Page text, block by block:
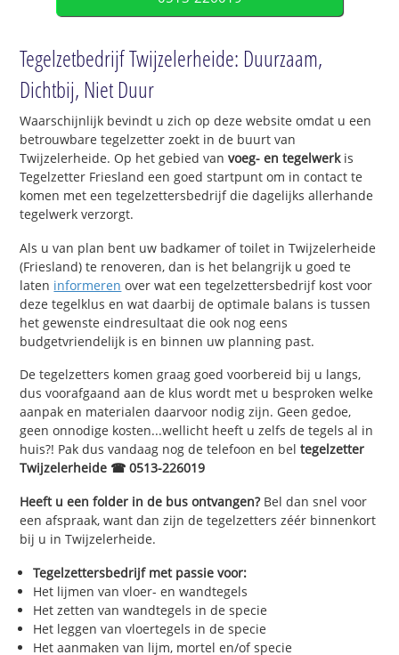
Tegelzetbedrijf Twijzelerheide: Duurzaam,
Dichtbij, Niet Duur
Waarschijnlijk bevindt u zich op deze website omdat u een
betrouwbare tegelzetter zoekt in de buurt van
Twijzelerheide. Op het gebied van voeg- en tegelwerkis
Tegelzetter Friesland een goed startpunt om in contact te
komen met een tegelzettersbedrijf die dagelijks allerhande
tegelwerk verzorgt.
Als u van plan bent uw badkamer of toilet in Twijzelerheide
(Friesland) te renoveren, dan is het belangrijk u goed te
laten informeren over wat een tegelzettersbedrijf kost voor
deze tegelklus en wat daarbij de optimale balans is tussen
het gewenste eindresultaat die ook nog eens
budgetvriendelijk is en binnen uw planning past.
De tegelzetters komen graag goed voorbereid bij u langs,
dus voorafgaand aan de klus wordt met u besproken welke
aanpak en materialen daarvoor nodig zijn. Geen gedoe,
geen onnodige kosten...wellicht heeft u zelfs de tegels al in
huis?! Pak dus vandaag nog de telefoon en beltegelzetter
Twijzelerheide ☎ 0513-226019
Heeft u een folder in de bus ontvangen?Bel dan snel voor
een afspraak, want dan zijn de tegelzetters zéér binnenkort
bij u in Twijzelerheide.
Tegelzettersbedrijf met passie voor:
Het lijmen van vloer- en wandtegels
Het zetten van wandtegels in de specie
Het leggen van vloertegels in de specie
Het aanmaken van lijm, mortel en/of specie